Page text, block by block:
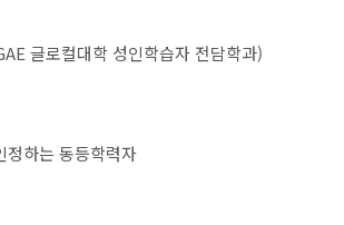
글로컬대학 성인학습자 전담학과)
정하는 동등학력자